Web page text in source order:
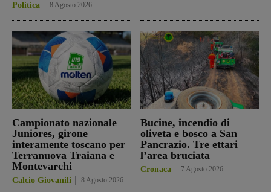
Politica 8 Agosto 2026
Campionato nazionale
Juniores, girone
interamente toscano per
Terranuova Traiana e
Montevarchi
Calcio Giovanili 8 Agosto 2026
Bucine, incendio di
oliveta e bosco a San
Pancrazio. Tre ettari
l’area bruciata
Cronaca 7 Agosto 2026